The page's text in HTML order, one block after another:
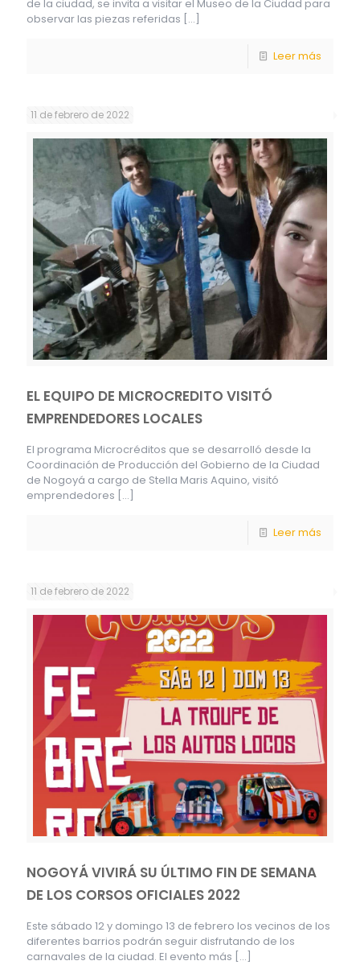
de la ciudad, se invita a visitar el Museo de la Ciudad para
observar las piezas referidas […]
Leer más
11 de febrero de 2022
EL EQUIPO DE MICROCREDITO VISITÓ
EMPRENDEDORES LOCALES
El programa Microcréditos que se desarrolló desde la
Coordinación de Producción del Gobierno de la Ciudad
de Nogoyá a cargo de Stella Maris Aquino, visitó
emprendedores […]
Leer más
11 de febrero de 2022
NOGOYÁ VIVIRÁ SU ÚLTIMO FIN DE SEMANA
DE LOS CORSOS OFICIALES 2022
Este sábado 12 y domingo 13 de febrero los vecinos de los
diferentes barrios podrán seguir disfrutando de los
carnavales de la ciudad. El evento más […]